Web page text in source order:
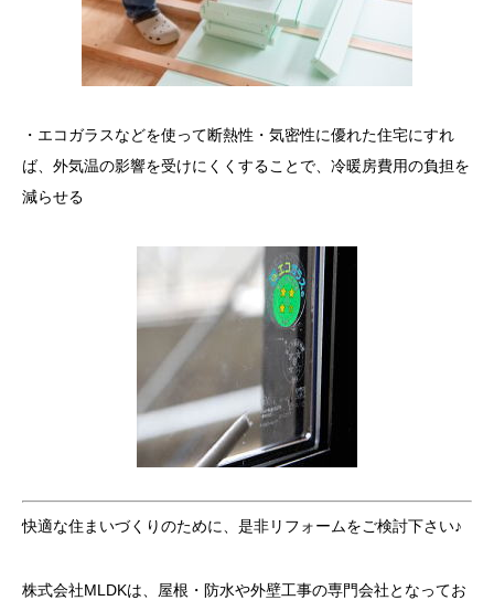
・エコガラスなどを使って断熱性・気密性に優れた住宅にすれ
ば、外気温の影響を受けにくくすることで、冷暖房費用の負担を
減らせる
快適な住まいづくりのために、是非リフォームをご検討下さい♪
株式会社MLDKは、屋根・防水や外壁工事の専門会社となってお